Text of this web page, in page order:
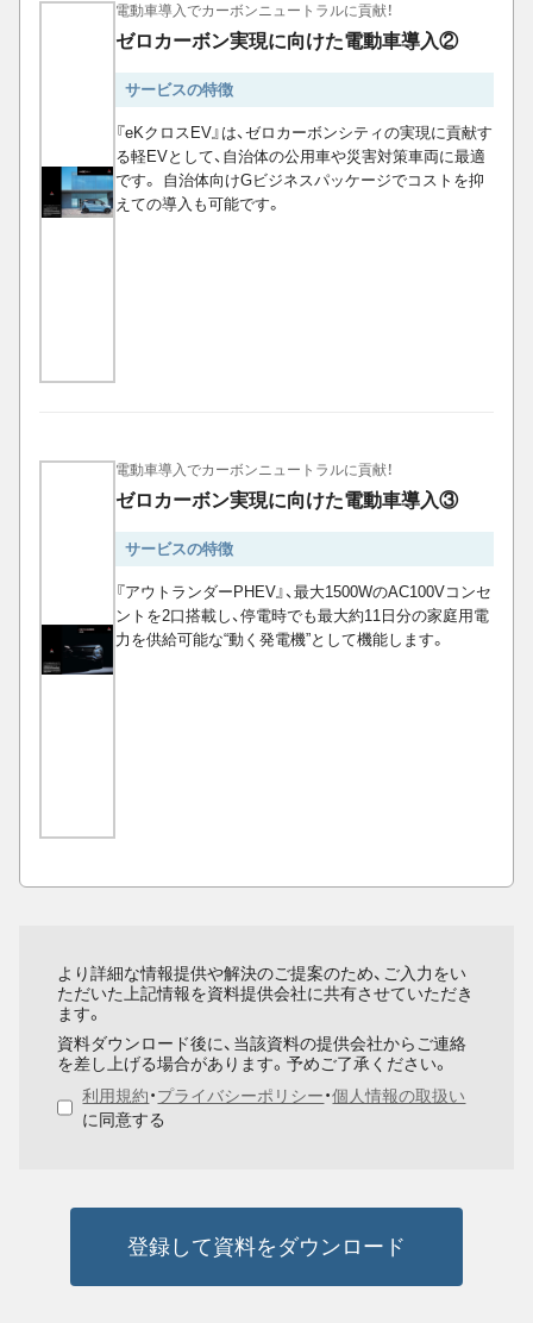
電動車導入でカーボンニュートラルに貢献！
ゼロカーボン実現に向けた電動車導入②
サービスの特徴
『eKクロスEV』は、ゼロカーボンシティの実現に貢献す
る軽EVとして、自治体の公用車や災害対策車両に最適
です。 自治体向けGビジネスパッケージでコストを抑
えての導入も可能です。
電動車導入でカーボンニュートラルに貢献！
ゼロカーボン実現に向けた電動車導入③
サービスの特徴
『アウトランダーPHEV』、最大1500WのAC100Vコンセ
ントを2口搭載し、停電時でも最大約11日分の家庭用電
力を供給可能な“動く発電機”として機能します。
より詳細な情報提供や解決のご提案のため、ご入力をい
ただいた上記情報を資料提供会社に共有させていただき
ます。
資料ダウンロード後に、当該資料の提供会社からご連絡
を差し上げる場合があります。予めご了承ください。
利用規約・プライバシーポリシー・個人情報の取扱い
に同意する
登録して資料をダウンロード